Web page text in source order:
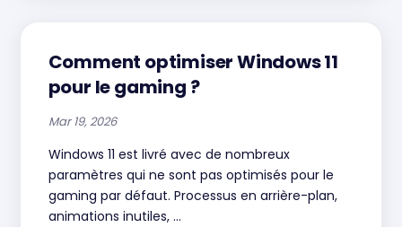
Comment optimiser Windows 11
pour le gaming ?
Mar 19, 2026
Windows 11 est livré avec de nombreux
paramètres qui ne sont pas optimisés pour le
gaming par défaut. Processus en arrière-plan,
animations inutiles, ...